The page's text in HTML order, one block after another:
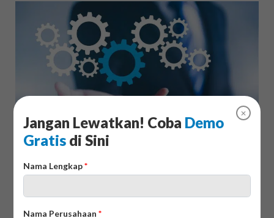
✕
Jangan Lewatkan! Coba Demo
Gratis di Sini
Nama Lengkap*
Nama Perusahaan*
signifikan berguna untuk membantu meningkatkan
meningkatkan produktivitas, dan mengoptimalkan